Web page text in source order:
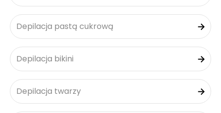
Depilacja pastą cukrową
Depilacja bikini
Depilacja twarzy